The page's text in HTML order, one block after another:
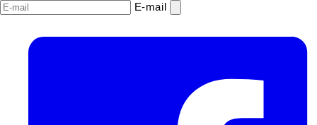
E‑mail